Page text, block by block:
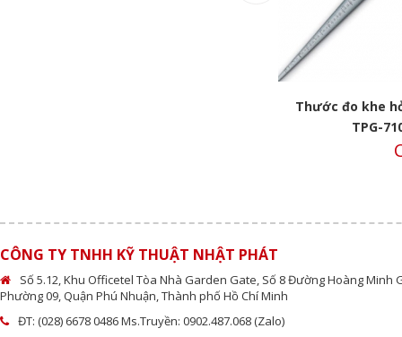
Thước đo khe
TPG-
CÔNG TY TNHH KỸ THUẬT NHẬT PHÁT
Số 5.12, Khu Officetel Tòa Nhà Garden Gate, Số 8 Đường Hoàng Minh
Phường 09, Quận Phú Nhuận, Thành phố Hồ Chí Minh
ĐT: (028) 6678 0486 Ms.Truyền: 0902.487.068 (Zalo)